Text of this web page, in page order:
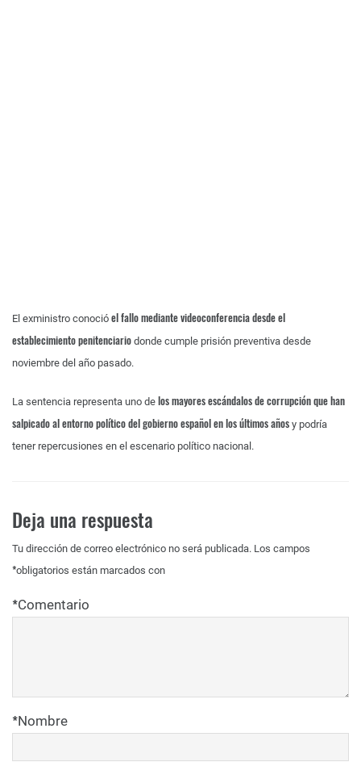
El exministro conoció el fallo mediante videoconferencia desde el
establecimiento penitenciario donde cumple prisión preventiva desde
noviembre del año pasado.
La sentencia representa uno de los mayores escándalos de corrupción que han
salpicado al entorno político del gobierno español en los últimos años y podría
tener repercusiones en el escenario político nacional.
Deja una respuesta
Tu dirección de correo electrónico no será publicada. Los campos
obligatorios están marcados con
*
Comentario
*
Nombre
*